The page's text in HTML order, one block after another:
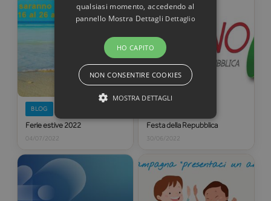
BLOG
Ferie estive 2022
04/07/2022
Festa della Repubblica
30/06/2022
qualsiasi momento, accedendo al
pannello Mostra Dettagli Dettaglio
HO CAPITO
NON CONSENTIRE COOKIES
MOSTRA DETTAGLI